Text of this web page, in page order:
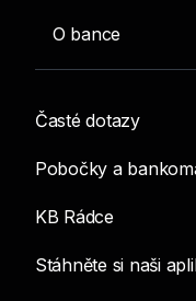
O bance
Časté dotazy
Pobočky a
KB Rádce
Stáhněte si naši